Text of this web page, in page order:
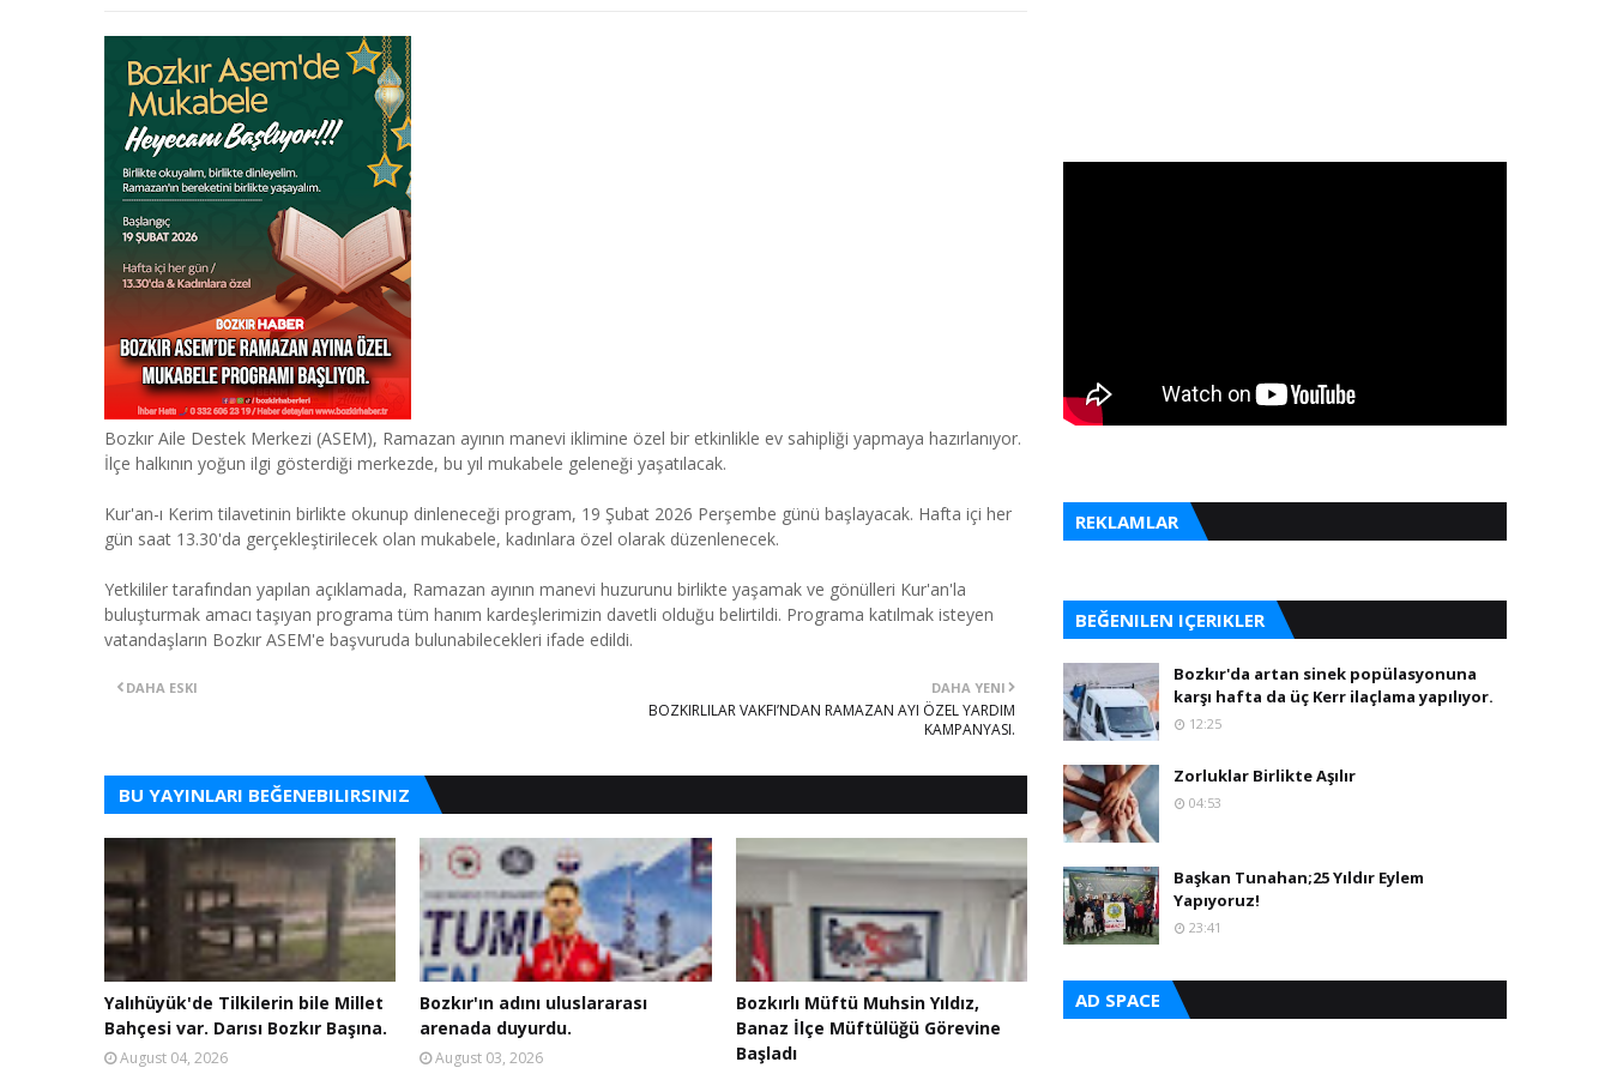
Bozkır Aile Destek Merkezi (ASEM), Ramazan ayının manevi iklimine özel bir etkinlikle ev sahipliği yapmaya hazırlanıyor.
İlçe halkının yoğun ilgi gösterdiği merkezde, bu yıl mukabele geleneği yaşatılacak.
Kur'an-ı Kerim tilavetinin birlikte okunup dinleneceği program, 19 Şubat 2026 Perşembe günü başlayacak. Hafta içi her
gün saat 13.30'da gerçekleştirilecek olan mukabele, kadınlara özel olarak düzenlenecek.
Yetkililer tarafından yapılan açıklamada, Ramazan ayının manevi huzurunu birlikte yaşamak ve gönülleri Kur'an'la
buluşturmak amacı taşıyan programa tüm hanım kardeşlerimizin davetli olduğu belirtildi. Programa katılmak isteyen
vatandaşların Bozkır ASEM'e başvuruda bulunabilecekleri ifade edildi.
DAHA YENI
BOZKIRLILAR VAKFI’NDAN RAMAZAN AYI ÖZEL YARDIM
KAMPANYASI.
DAHA ESKI
BU YAYINLARI BEĞENEBILIRSINIZ
Yalıhüyük'de Tilkilerin bile Millet
Bahçesi var. Darısı Bozkır Başına.
August 04, 2026
Bozkır'ın adını uluslararası
arenada duyurdu.
August 03, 2026
Bozkırlı Müftü Muhsin Yıldız,
Banaz İlçe Müftülüğü Görevine
Başladı
REKLAMLAR
BEĞENILEN IÇERIKLER
Bozkır'da artan sinek popülasyonuna
karşı hafta da üç Kerr ilaçlama yapılıyor.
12:25
Zorluklar Birlikte Aşılır
04:53
Başkan Tunahan;25 Yıldır Eylem
Yapıyoruz!
23:41
AD SPACE